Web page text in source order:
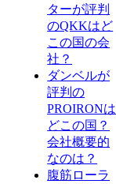
ターが評判
のQKKはど
この国の会
社？
ダンベルが
評判の
PROIRONは
どこの国？
会社概要的
なのは？
腹筋ローラ